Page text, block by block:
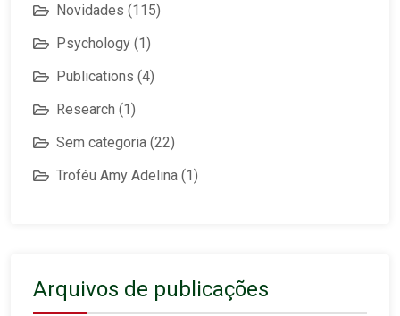
Novidades (115)
Psychology (1)
Publications (4)
Research (1)
Sem categoria (22)
Troféu Amy Adelina (1)
Arquivos de publicações